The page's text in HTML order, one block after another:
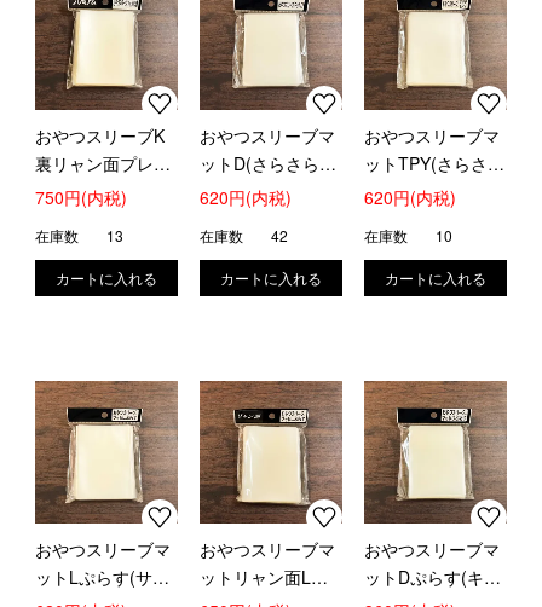
おやつスリーブK
裏リャン面プレミ
アム(両面さらさ
750円(内税)
在庫数 13
おやつスリーブマ
ットD(さらさら・
ザラザラ加工)
620円(内税)
在庫数 42
おやつスリーブマ
ットTPY(さらさ
ら・ザラザラ加工)
620円(内税)
在庫数 10
おやつスリーブマ
ットLぷらす(サラ
おやつスリーブマ
ットリャン面Lぷ
おやつスリーブマ
ットDぷらす(キャ